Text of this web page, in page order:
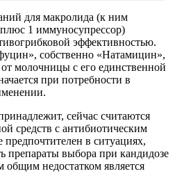
для макролида (к ним
1 иммуносупрессор)
эффективностью.
собственно «Натамицин»,
молочницы с его единственной
при потребности в
сейчас считаются
средств с антибиотическим
в ситуациях,
препараты выбора при кандидозе
общим недостатком является